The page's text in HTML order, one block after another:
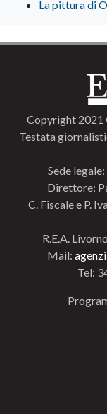
La pittura di
Copyright
Testata
Sede
Direttore:
C. Fiscale e P.
R.E.A.
Mail:
Tel: